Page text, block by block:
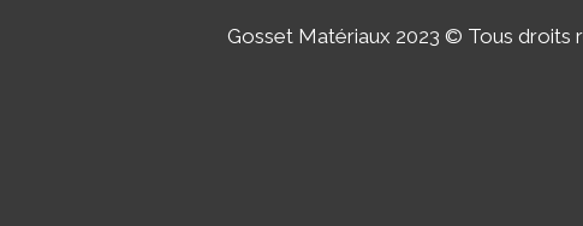
Gosset Matériaux 2023 © Tous droits